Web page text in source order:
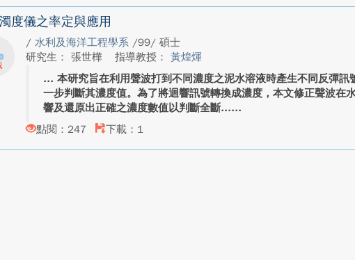
度儀之率定與應用
/ 水利及海洋工程學系 /99/ 碩士
研究生： 張世樺
指導教授： 黃煌煇
本研究旨在利用聲波打到不同濃度之泥水溶液時產生不同反彈訊
一步判斷其濃度值。為了將迴響訊號轉換成濃度，本文修正聲波在
響及還原出正確之濃度數值以判斷全斷...
點閱：247
下載：1